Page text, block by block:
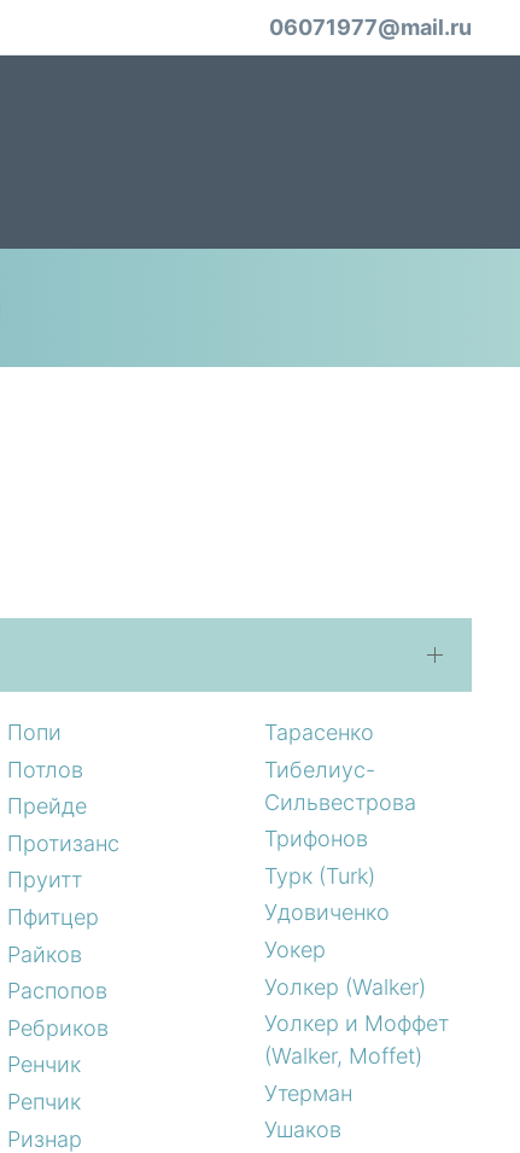
06071977@mail.ru
Попи
Потлов
Прейде
Протизанс
Пруитт
Пфитцер
Райков
Распопов
Ребриков
Ренчик
Репчик
Ризнар
Тарасенко
Тибелиус-
Сильвестрова
Трифонов
Турк (Turk)
Удовиченко
Уокер
Уолкер (Walker)
Уолкер и Моффет
(Walker, Moffet)
Утерман
Ушаков